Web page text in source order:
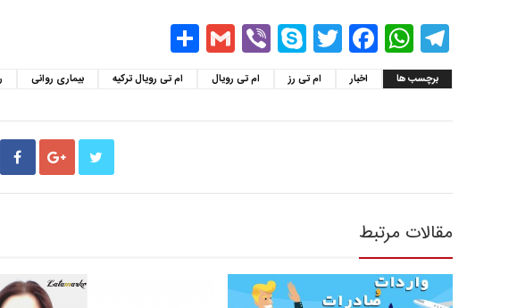
Telegram
WhatsApp
Facebook
Twitter
Skype
Viber
Gmail
برچسب ها اخبار ام تی رز ام تی رویال ام تی رویال ترکیه بیماری روانی
مقالات مرتبط